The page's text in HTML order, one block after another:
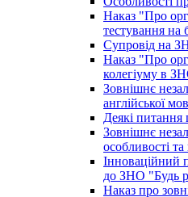
Наказ "Про
тестування на
Супровід на
Наказ "Про
колегіуму в
Зовнішнє
англійської
Деякі
Зовнішнє
особливості
Інноваційний
до ЗНО "Будь
Наказ про